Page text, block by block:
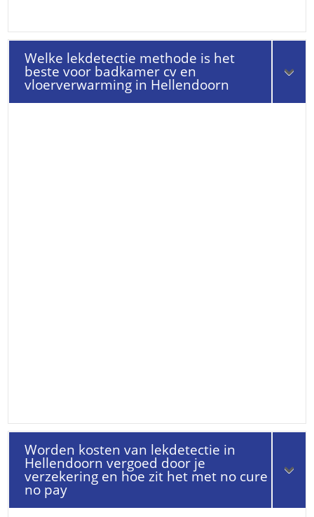
Welke lekdetectie methode is het
beste voor badkamer cv en
vloerverwarming in Hellendoorn
Worden kosten van lekdetectie in
Hellendoorn vergoed door je
verzekering en hoe zit het met no cure
no pay